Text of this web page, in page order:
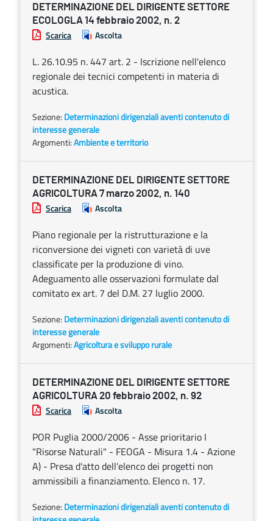
DETERMINAZIONE DEL DIRIGENTE SETTORE
ECOLOGLA 14 febbraio 2002, n. 2
Scarica Ascolta
L. 26.10.95 n. 447 art. 2 - Iscrizione nell'elenco
regionale dei tecnici competenti in materia di
acustica.
Sezione: Determinazioni dirigenziali aventi contenuto di
interesse generale
Argomenti:Ambiente e territorio
DETERMINAZIONE DEL DIRIGENTE SETTORE
AGRICOLTURA 7 marzo 2002, n. 140
Scarica Ascolta
Piano regionale per la ristrutturazione e la
riconversione dei vigneti con varietà di uve
classificate per la produzione di vino.
Adeguamento alle osservazioni formulate dal
comitato ex art. 7 del D.M. 27 luglio 2000.
Sezione: Determinazioni dirigenziali aventi contenuto di
interesse generale
Argomenti:Agricoltura e sviluppo rurale
DETERMINAZIONE DEL DIRIGENTE SETTORE
AGRICOLTURA 20 febbraio 2002, n. 92
Scarica Ascolta
POR Puglia 2000/2006 - Asse prioritario I
"Risorse Naturali" - FEOGA - Misura 1.4 - Azione
A) - Presa d'atto dell'elenco dei progetti non
ammissibili a finanziamento. Elenco n. 17.
Sezione: Determinazioni dirigenziali aventi contenuto di